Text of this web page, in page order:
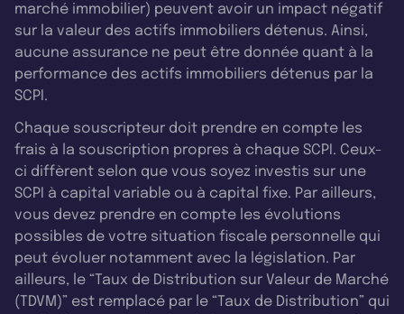
marché immobilier) peuvent avoir un impact négatif
sur la valeur des actifs immobiliers détenus. Ainsi,
aucune assurance ne peut être donnée quant à la
performance des actifs immobiliers détenus par la
SCPI.
Chaque souscripteur doit prendre en compte les
frais à la souscription propres à chaque SCPI. Ceux-
ci diffèrent selon que vous soyez investis sur une
SCPI à capital variable ou à capital fixe. Par ailleurs,
vous devez prendre en compte les évolutions
possibles de votre situation fiscale personnelle qui
peut évoluer notamment avec la législation. Par
ailleurs, le “Taux de Distribution sur Valeur de Marché
(TDVM)” est remplacé par le “Taux de Distribution” qui